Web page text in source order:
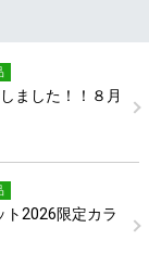
ました！！８月
2026限定カラ